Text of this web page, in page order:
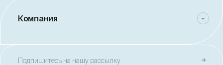
Компания
Подпишитесь на нашу рассылку